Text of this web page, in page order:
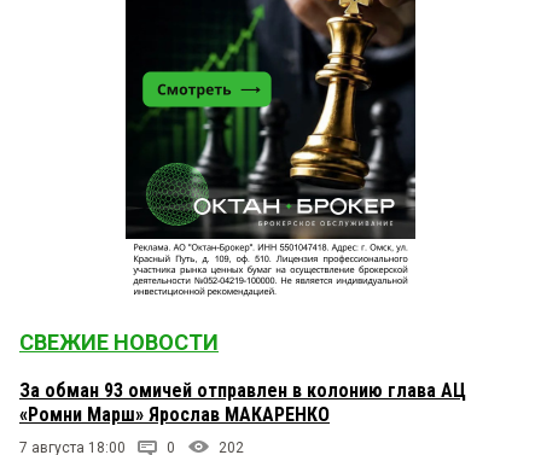
СВЕЖИЕ НОВОСТИ
За обман 93 омичей отправлен в колонию глава АЦ
«Ромни Марш» Ярослав МАКАРЕНКО
7 августа 18:00 0 202